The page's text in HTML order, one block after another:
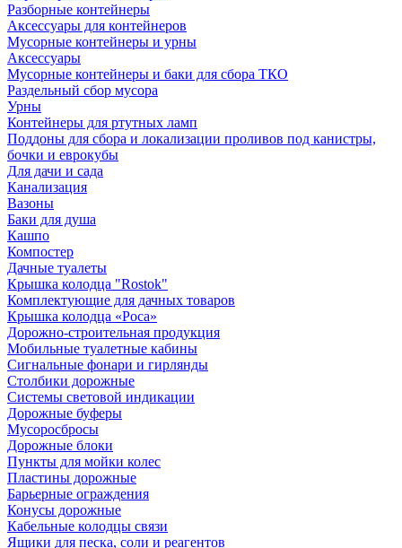
Разборные контейнеры
Аксессуары для контейнеров
Мусорные контейнеры и урны
Аксессуары
Мусорные контейнеры и баки для сбора ТКО
Раздельный сбор мусора
Урны
Контейнеры для ртутных ламп
Поддоны для сбора и локализации проливов под канистры,
бочки и еврокубы
Для дачи и сада
Канализация
Вазоны
Баки для душа
Кашпо
Компостер
Дачные туалеты
Крышка колодца "Rostok"
Комплектующие для дачных товаров
Крышка колодца «Роса»
Дорожно-строительная продукция
Мобильные туалетные кабины
Сигнальные фонари и гирлянды
Столбики дорожные
Системы световой индикации
Дорожные буферы
Мусоросбросы
Дорожные блоки
Пункты для мойки колес
Пластины дорожные
Барьерные ограждения
Конусы дорожные
Кабельные колодцы связи
Ящики для песка, соли и реагентов